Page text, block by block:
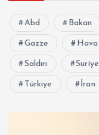
Abd Bakan
Gazze Hava
Saldırı Suriye
Türkiye İran